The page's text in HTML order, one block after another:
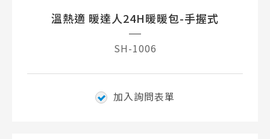
溫熱適 暖達人24H暖暖包-手握式
SH-1006
加入詢問表單